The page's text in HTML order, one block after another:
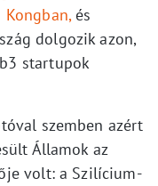
és
dolgozik azon,
startupok
szemben azért
Államok az
volt: a Szilícium-